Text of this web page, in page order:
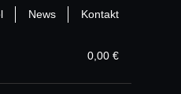
News Kontakt
0,00 €